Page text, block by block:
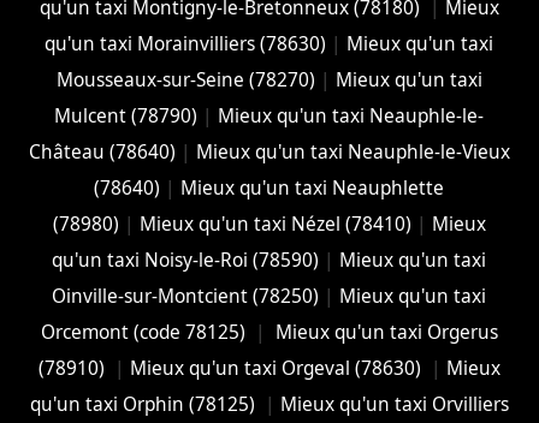
qu'un taxi Montigny-le-Bretonneux (78180)
Mieux
qu'un taxi Morainvilliers (78630) | Mieux qu'un taxi
Mousseaux-sur-Seine (78270) | Mieux qu'un taxi
Mulcent (78790) | Mieux qu'un taxi Neauphle-le-
Château (78640) | Mieux qu'un taxi Neauphle-le-Vieux
(78640) | Mieux qu'un taxi Neauphlette
(78980) | Mieux qu'un taxi Nézel (78410) | Mieux
qu'un taxi Noisy-le-Roi (78590) | Mieux qu'un taxi
Oinville-sur-Montcient (78250) | Mieux qu'un taxi
Orcemont (code 78125)
|
Mieux qu'un taxi Orgerus
(78910)
| Mieux qu'un taxi Orgeval (78630) | Mieux
qu'un taxi Orphin (78125)
| Mieux qu'un taxi Orvilliers